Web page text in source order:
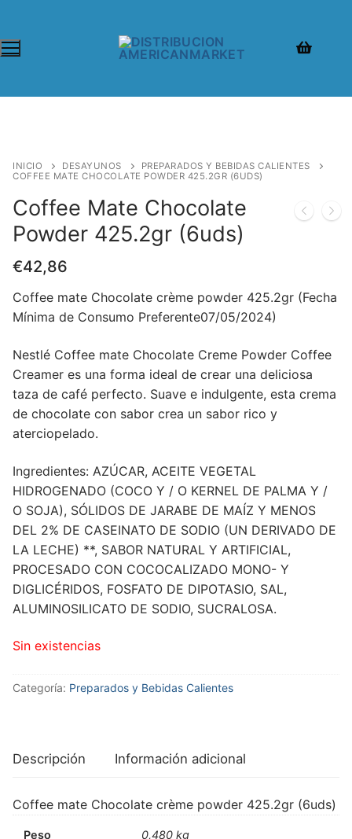
INICIO DESAYUNOS
PREPARADOS Y BEBIDAS CALIENTES
COFFEE MATE CHOCOLATE POWDER 425.2GR (6UDS)
Coffee Mate Chocolate
Powder 425.2gr (6uds)
€42,86
Coffee mate Chocolate crème powder 425.2gr (Fecha
Mínima de Consumo Preferente07/05/2024)
Nestlé Coffee mate Chocolate Creme Powder Coffee
Creamer es una forma ideal de crear una deliciosa
taza de café perfecto. Suave e indulgente, esta crema
de chocolate con sabor crea un sabor rico y
aterciopelado.
Ingredientes: AZÚCAR, ACEITE VEGETAL
HIDROGENADO (COCO Y / O KERNEL DE PALMA Y /
O SOJA), SÓLIDOS DE JARABE DE MAÍZ Y MENOS
DEL 2% DE CASEINATO DE SODIO (UN DERIVADO DE
LA LECHE) **, SABOR NATURAL Y ARTIFICIAL,
PROCESADO CON COCOCALIZADO MONO- Y
DIGLICÉRIDOS, FOSFATO DE DIPOTASIO, SAL,
ALUMINOSILICATO DE SODIO, SUCRALOSA.
Sin existencias
Categoría: Preparados y Bebidas Calientes
Descripción Información adicional
Coffee mate Chocolate crème powder 425.2gr (6uds)
Peso 0,480 kg